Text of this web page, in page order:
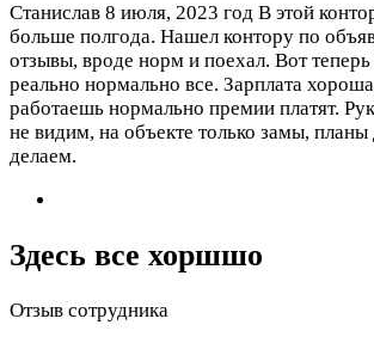
Станислав 8 июля, 2023 год В этой
больше полгода. Нашел контору по
отзывы, вроде норм и поехал. Вот
реально нормально все. Зарплата
работаешь нормально премии платят.
не видим, на объекте только замы,
делаем.
Здесь все хоршшо
Отзыв сотрудника